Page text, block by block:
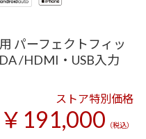
パーフェクトフィッ
/HDMI・USB入力
ストア特別価格
￥191,000 （税込）